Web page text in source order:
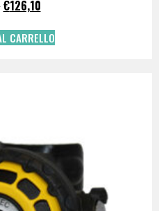
€126,10
CARRELLO